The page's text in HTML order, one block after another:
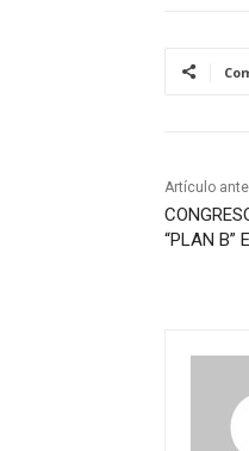
Artículo
“PLAN B”